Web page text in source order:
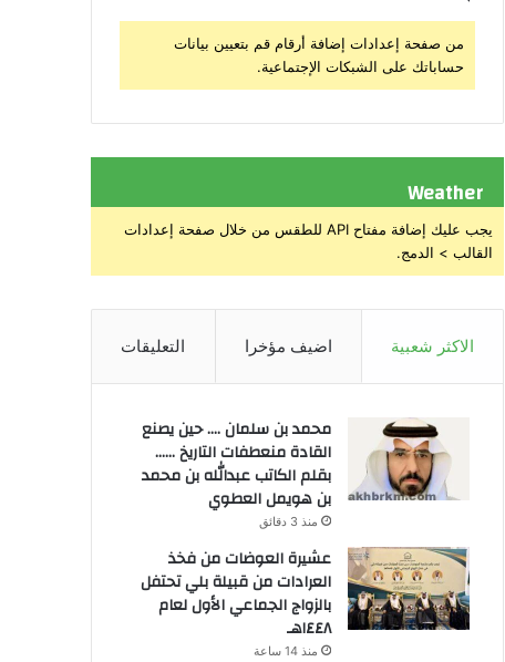
من صفحة إعدادات إضافة أرقام قم بتعيين بيانات
حساباتك على الشبكات الإجتماعية.
Weather
يجب عليك إضافة مفتاح API للطقس من خلال صفحة إعدادات
القالب > الدمج.
الاكثر شعبية اضيف مؤخرا التعليقات
محمد بن سلمان .… حين يصنع
القادة منعطفات التاريخ ……
بقلم الكاتب عبدالله بن محمد
بن هويمل العطوي
منذ 3 دقائق
عشيرة العوضات من فخذ
العرادات من قبيلة بلي تحتفل
بالزواج الجماعي الأول لعام
١٤٤٨هـ
منذ 14 ساعة